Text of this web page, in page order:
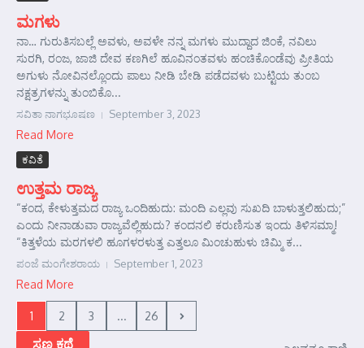
ಮಗಳು
ನಾ… ಗುರುತಿಸಬಲ್ಲೆ ಅವಳು, ಅವಳೇ ನನ್ನ ಮಗಳು ಮುದ್ದಾದ ಜಿಂಕೆ, ನವಿಲು
ಸುರಗಿ, ರಂಜ, ಜಾಜಿ ದೇವ ಕಣಗಿಲೆ ಹೂವಿನಂತವಳು ಹಂಚಿಕೊಂಡೆವು ಪ್ರೀತಿಯ
ಅಗುಳು ನೋವಿನಲ್ಲೊಂದು ಪಾಲು ನೀಡಿ ಬೇಡಿ ಪಡೆದವಳು ಬುಟ್ಟಿಯ ತುಂಬ
ನಕ್ಷತ್ರಗಳನ್ನು ತುಂಬಿಕೊ...
ಸವಿತಾ ನಾಗಭೂಷಣ September 3, 2023
Read More
ಕವಿತೆ
ಉತ್ತಮ ರಾಜ್ಯ
“ಕಂದ, ಕೇಳುತ್ತಮದ ರಾಜ್ಯ ಒಂದಿಹುದು: ಮಂದಿ ಎಲ್ಲವು ಸುಖದಿ ಬಾಳುತ್ತಲಿಹುದು;”
ಎಂದು ನೀನಾಡುವಾ ರಾಜ್ಯವೆಲ್ಲಿಹುದು? ಕಂದನಲಿ ಕರುಣಿಸುತ ಇಂದು ತಿಳಿಸಮ್ಮಾ!
“ಕಿತ್ತಳೆಯ ಮರಗಳಲಿ ಹೂಗಳರಳುತ್ತ ಎತ್ತಲೂ ಮಿಂಚುಹುಳು ಚಿಮ್ಮಿ ಕ...
ಪಂಜೆ ಮಂಗೇಶರಾಯ September 1, 2023
Read More
1 2 3 ... 26
ಸಣ್ಣ ಕಥೆ